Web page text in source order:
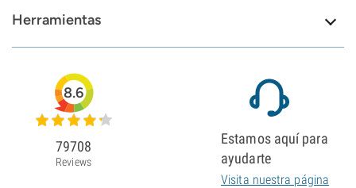
Herramientas
8.6
79708
Reviews
Estamos aquí para
ayudarte
Visita nuestra página